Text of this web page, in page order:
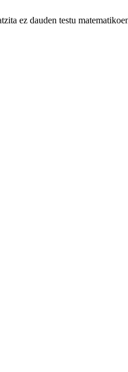
ez dauden testu